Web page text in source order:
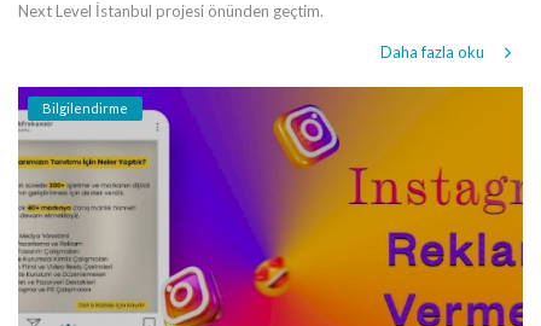
Next Level İstanbul projesi önünden geçtim.
Daha fazla oku
Bilgilendirme